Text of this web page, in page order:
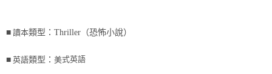
■ 讀本類型： Thriller （恐怖小說）
■ 英語類型： 美式英語